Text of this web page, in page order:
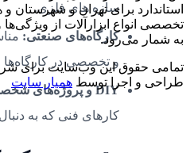
سازه های فلزی.
کارگاه‌های صنعتی:
و تخصصی در
DIY و پروژه‌های شخصی:
کارهای فنی که به
استاندارد برای تهران و شهرستان
تخصصی انواع ابزارآلات از
به شمار می‌رود.
تمامی حقوق این وب‌سایت برای
طراحی و اجرا توسط همیار سایت